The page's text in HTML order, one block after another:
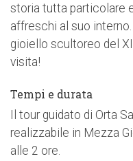
storia tutta particolare
affreschi al suo interno.
gioiello scultoreo del
visita!
Tempi e durata
Il tour guidato di Orta
realizzabile in Mezza
alle 2 ore.